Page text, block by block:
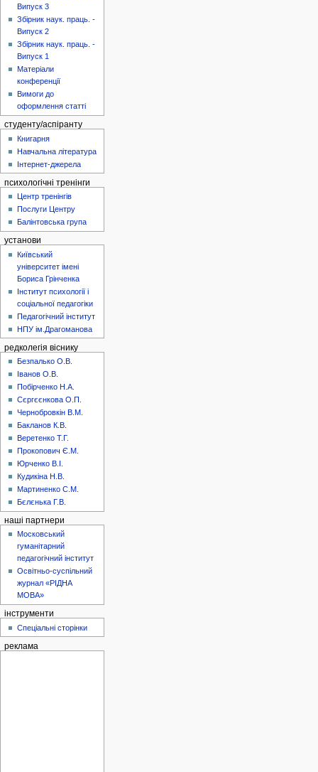
Випуск 3
Збірник наук. праць. -
Випуск 2
Збірник наук. праць. -
Випуск 1
Матеріали
конференції
Вимоги до
оформлення статті
студенту/аспіранту
Книгарня
Навчальна література
Інтернет-джерела
психологічні тренінги
Центр тренінгів
Послуги Центру
Балінтовська група
установи
Київський
університет імені
Бориса Грінченка
Інститут психології і
соціальної педагогіки
Педагогічний інститут
НПУ ім.Драгоманова
редколегія віснику
Безпалько О.В.
Іванов О.В.
Побірченко Н.А.
Сєргєєнкова О.П.
Чернобровкін В.М.
Бакланов К.В.
Веретенко Т.Г.
Прокопович Є.М.
Юрченко В.І.
Кудикіна Н.В.
Мартиненко С.М.
Бєлєнька Г.В.
наші партнери
Московський
гуманітарний
педагогічний інститут
Освітньо-суспільний
журнал «РІДНА
МОВА»
інструменти
Спеціальні сторінки
реклама